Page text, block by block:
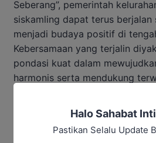
Seberang”, pemerintah
siskamling dapat terus berjalan
menjadi budaya positif di
Kebersamaan yang terjalin
pondasi kuat dalam
harmonis serta mendukung
Penulis: Yusro
Editor: Andrian
Halo Sahabat
Pastikan Selalu Update